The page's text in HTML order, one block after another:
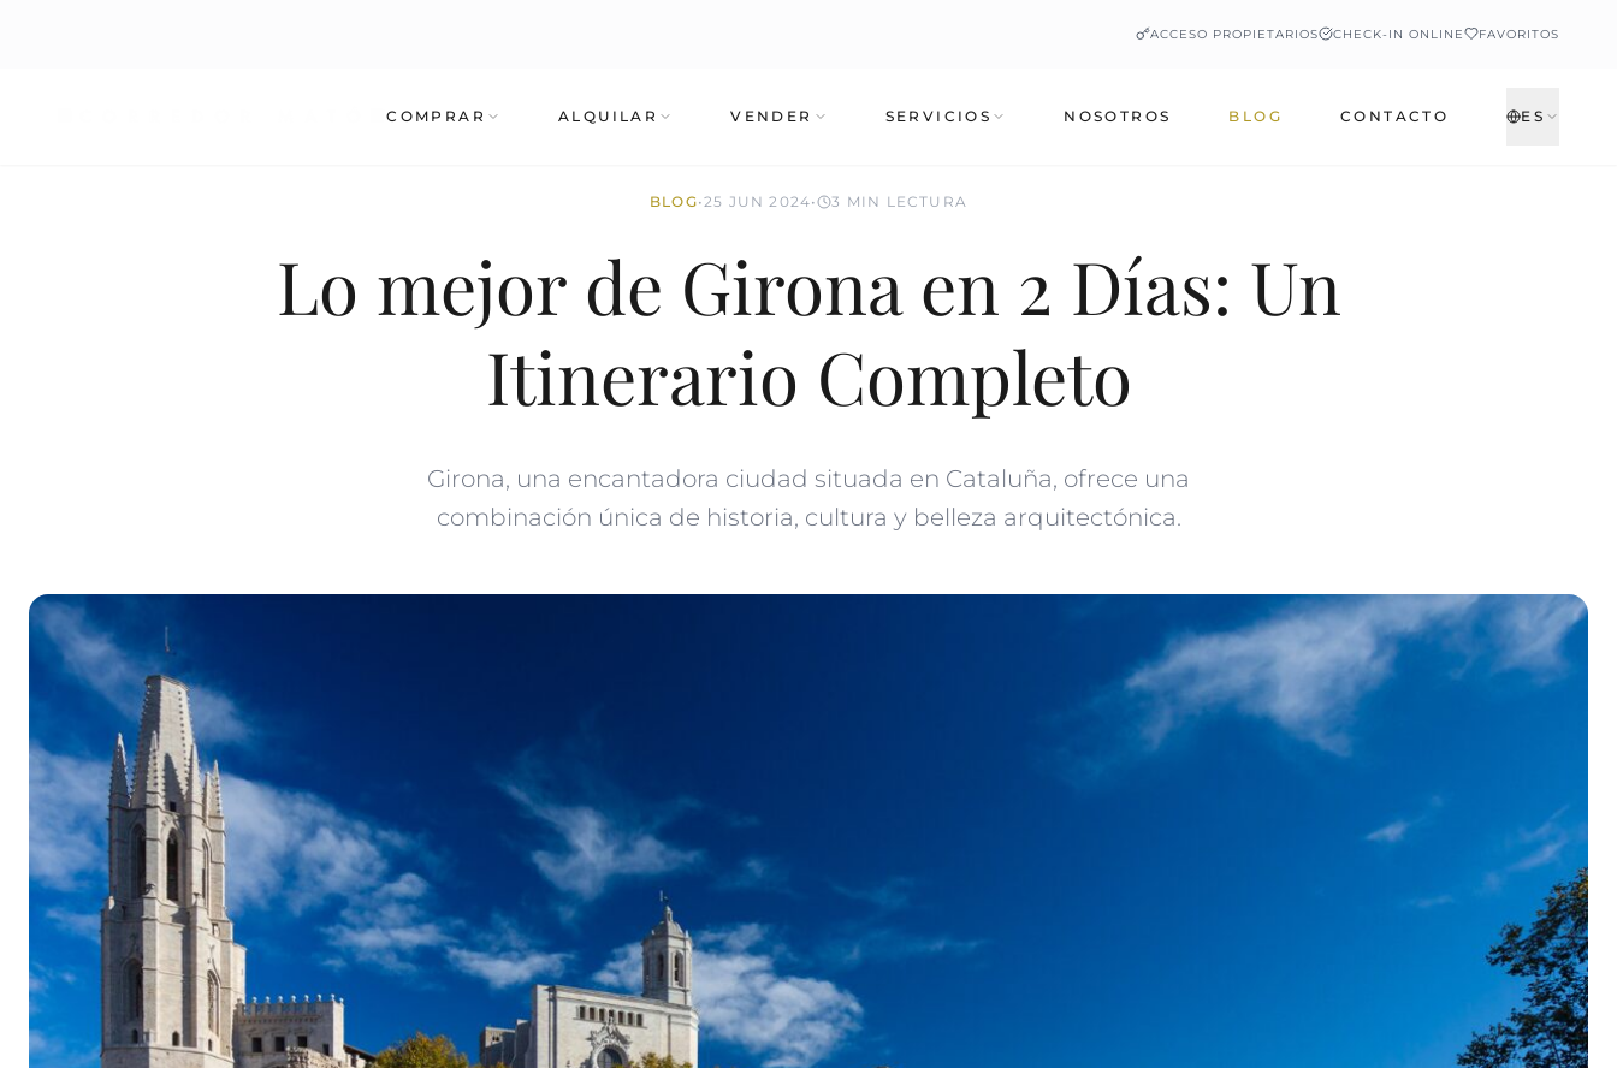
ACCESO PROPIETARIOS CHECK-IN ONLINE FAVORITOS
COMPRAR ALQUILAR VENDER SERVICIOS NOSOTROS BLOG CONTACTO ES
BLOG•25 JUN 2024• 3 MIN LECTURA
Lo mejor de Girona en 2 Días: Un
Itinerario Completo
Girona, una encantadora ciudad situada en Cataluña, ofrece una
combinación única de historia, cultura y belleza arquitectónica.